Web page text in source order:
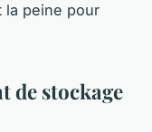
la peine pour
de stockage